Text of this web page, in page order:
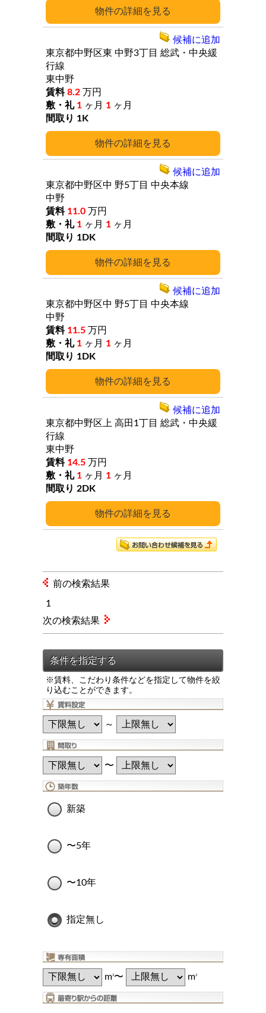
詳細
詳細
東京都中野区東 中野3丁目 総武・中央緩
行線
東中野
8.2 万円
1 ヶ月 1 ヶ月
1K
候補に追加
詳細
東京都中野区中 野5丁目 中央本線
中野
11.0 万円
1 ヶ月 1 ヶ月
1DK
候補に追加
詳細
東京都中野区中 野5丁目 中央本線
中野
11.5 万円
1 ヶ月 1 ヶ月
1DK
候補に追加
詳細
東京都中野区上 高田1丁目 総武・中央緩
行線
東中野
14.5 万円
1 ヶ月 1 ヶ月
2DK
候補に追加
前の検索結果
1
※賃料、こだわり条件などを指定して物件を絞
り込むことができます。
～
〜
新築
〜5年
〜10年
指定無し
m2〜 m2